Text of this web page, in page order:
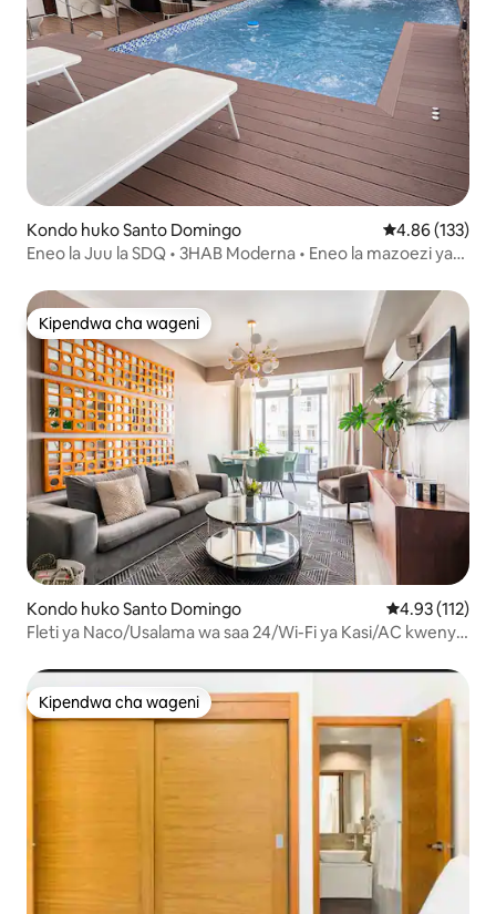
Kondo huko Santo Domingo Ukadiriaji wa
4.86 (133)
Eneo la Juu la SDQ • 3HAB Moderna • Eneo la mazoezi ya
Kipendwa cha wageni
Kipendwa cha wageni
Kondo huko Santo Domingo Ukadiriaji wa
4.93 (112)
Fleti ya Naco/Usalama wa saa 24/Wi-Fi ya Kasi/AC kwenye
Kipendwa cha wageni
Kipendwa cha wageni